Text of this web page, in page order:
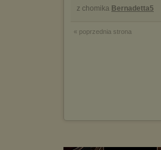
z chomika Bernadetta5
« poprzednia strona